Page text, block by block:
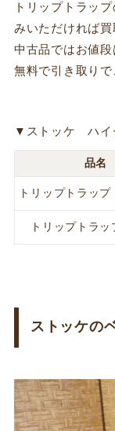
トリップトラッ
みいただければ買
中古品ではお値
無料で引き取りで
▼ストッケ ハイ
品名
トリップトラッ
トリップトラッ
ストッケの